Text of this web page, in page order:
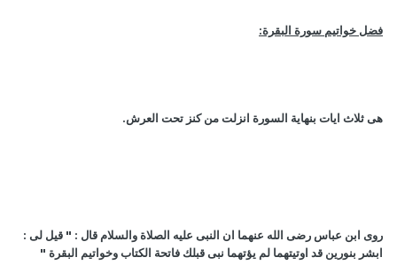
فضل خواتيم سورة البقرة:
هى ثلاث ايات بنهاية السورة انزلت من كنز تحت العرش.
روى ابن عباس رضى الله عنهما ان النبى عليه الصلاة والسلام قال : " قيل لى :
ابشر بنورين قد اوتيتهما لم يؤتهما نبى قبلك فاتحة الكتاب وخواتيم البقرة "